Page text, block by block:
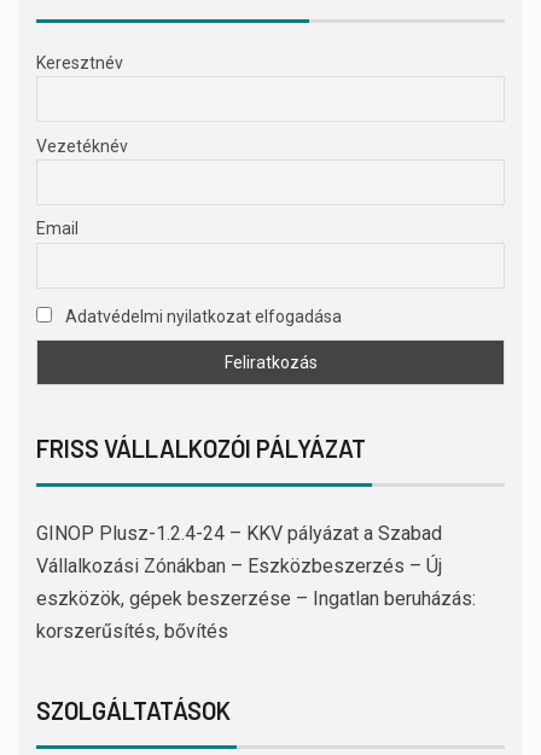
Keresztnév
Vezetéknév
Email
Adatvédelmi nyilatkozat elfogadása
FRISS VÁLLALKOZÓI PÁLYÁZAT
GINOP Plusz-1.2.4-24 – KKV pályázat a Szabad
Vállalkozási Zónákban – Eszközbeszerzés – Új
eszközök, gépek beszerzése – Ingatlan beruházás:
korszerűsítés, bővítés
SZOLGÁLTATÁSOK